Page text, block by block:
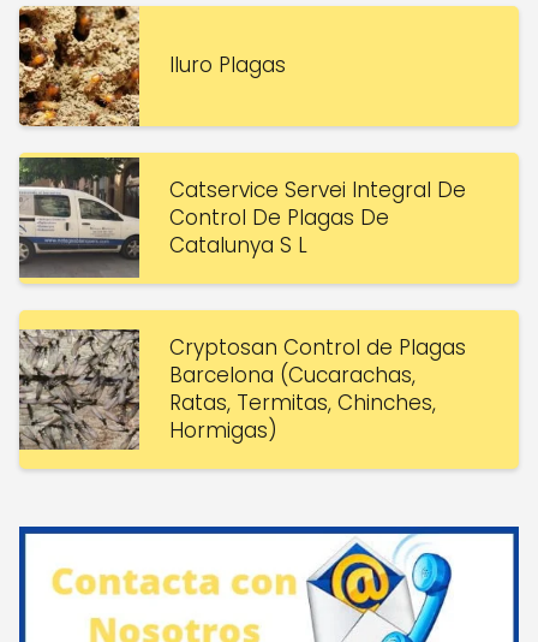
Iluro Plagas
Catservice Servei Integral De
Control De Plagas De
Catalunya S L
Cryptosan Control de Plagas
Barcelona (Cucarachas,
Ratas, Termitas, Chinches,
Hormigas)